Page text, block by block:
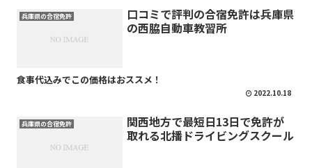
兵庫県の合宿免許
口コミで評判の合宿免許は兵庫県
の西脇自動車教習所
食事代込みでこの価格はおススメ！
2022.10.18
兵庫県の合宿免許
関西地方で最短日13日で免許が
取れる北播ドライビングスクール